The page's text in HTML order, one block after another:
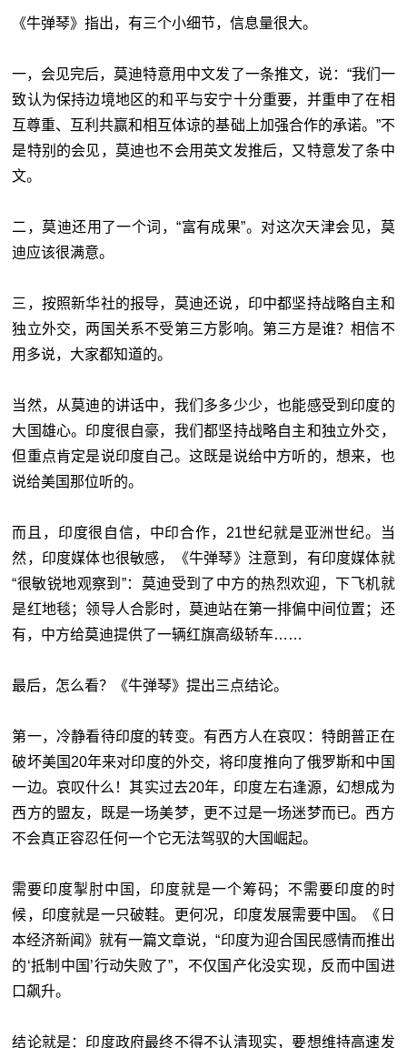
《牛弹琴》指出，有三个小细节，信息量很大。
一，会见完后，莫迪特意用中文发了一条推文，说：“我们一
致认为保持边境地区的和平与安宁十分重要，并重申了在相
互尊重、互利共赢和相互体谅的基础上加强合作的承诺。”不
是特别的会见，莫迪也不会用英文发推后，又特意发了条中
文。
二，莫迪还用了一个词，“富有成果”。对这次天津会见，莫
迪应该很满意。
三，按照新华社的报导，莫迪还说，印中都坚持战略自主和
独立外交，两国关系不受第三方影响。第三方是谁？相信不
用多说，大家都知道的。
当然，从莫迪的讲话中，我们多多少少，也能感受到印度的
大国雄心。印度很自豪，我们都坚持战略自主和独立外交，
但重点肯定是说印度自己。这既是说给中方听的，想来，也
说给美国那位听的。
而且，印度很自信，中印合作，21世纪就是亚洲世纪。当
然，印度媒体也很敏感，《牛弹琴》注意到，有印度媒体就
“很敏锐地观察到”：莫迪受到了中方的热烈欢迎，下飞机就
是红地毯；领导人合影时，莫迪站在第一排偏中间位置；还
有，中方给莫迪提供了一辆红旗高级轿车……
最后，怎么看？《牛弹琴》提出三点结论。
第一，冷静看待印度的转变。有西方人在哀叹：特朗普正在
破坏美国20年来对印度的外交，将印度推向了俄罗斯和中国
一边。哀叹什么！其实过去20年，印度左右逢源，幻想成为
西方的盟友，既是一场美梦，更不过是一场迷梦而已。西方
不会真正容忍任何一个它无法驾驭的大国崛起。
需要印度掣肘中国，印度就是一个筹码；不需要印度的时
候，印度就是一只破鞋。更何况，印度发展需要中国。《日
本经济新闻》就有一篇文章说，“印度为迎合国民感情而推出
的‘抵制中国’行动失败了”，不仅国产化没实现，反而中国进
口飙升。
结论就是：印度政府最终不得不认清现实，要想维持高速发